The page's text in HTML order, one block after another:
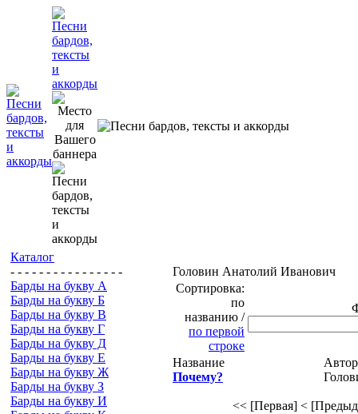
Каталог
- - - - - - - - - - - - - - - -
Барды на букву А
Барды на букву Б
Барды на букву В
Барды на букву Г
Барды на букву Д
Барды на букву Е
Барды на букву Ж
Барды на букву З
Барды на букву И
Головин Анатолий Иванович
Сортировка:
по
названию /
по первой
строке
Название
Автор
Почему?
<< [Первая] <